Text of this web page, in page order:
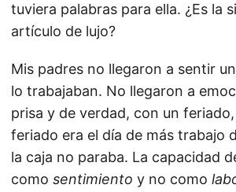
tuviera palabras para ella. ¿Es la
artículo de lujo?
Mis padres no llegaron a sentir
lo trabajaban. No llegaron a
prisa y de verdad, con un
feriado era el día de más trabajo
la caja no paraba. La capacidad
como sentimiento y no como